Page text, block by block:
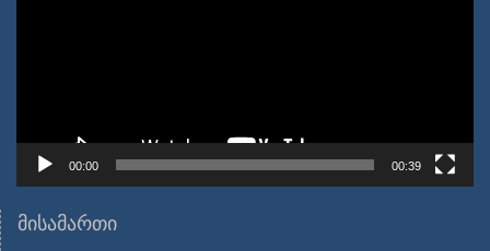
00:00 00:39
მისამართი